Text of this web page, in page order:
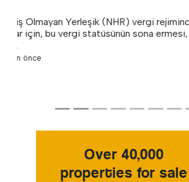
Zengin alıcıların Algarve"de lüks yeni
istedikleri yerlerde sürekli bir değişim
İçinde -1 gün önce
Over 40,000
properties for sale